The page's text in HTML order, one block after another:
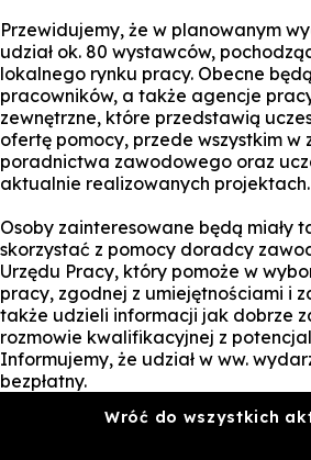
Przewidujemy, że w planowanym
udział ok. 80 wystawców,
lokalnego rynku pracy. Obecne
pracowników, a także agencje
zewnętrzne, które przedstawią
ofertę pomocy, przede wszystkim w
poradnictwa zawodowego oraz
aktualnie realizowanych projektach.
Osoby zainteresowane będą miały
skorzystać z pomocy doradcy
Urzędu Pracy, który pomoże w
pracy, zgodnej z umiejętnościami i
także udzieli informacji jak dobrze
rozmowie kwalifikacyjnej z
Informujemy, że udział w ww.
bezpłatny.
Wróć do wszystkich